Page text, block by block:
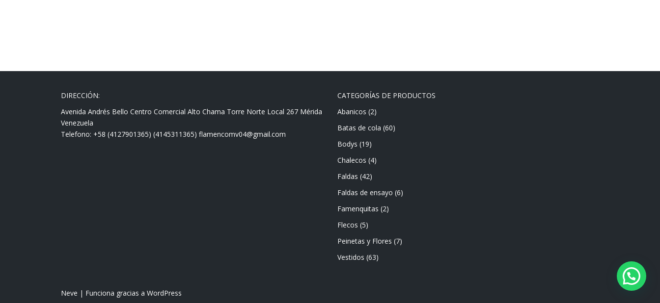
DIRECCIÓN:
Avenida Andrés Bello Centro Comercial Alto Chama Torre Norte Local 267 Mérida
Venezuela
Telefono: +58 (4127901365) (4145311365) flamencomv04@gmail.com
CATEGORÍAS DE PRODUCTOS
Abanicos (2)
Batas de cola (60)
Bodys (19)
Chalecos (4)
Faldas (42)
Faldas de ensayo (6)
Famenquitas (2)
Flecos (5)
Peinetas y Flores (7)
Vestidos (63)
Neve | Funciona gracias a WordPress